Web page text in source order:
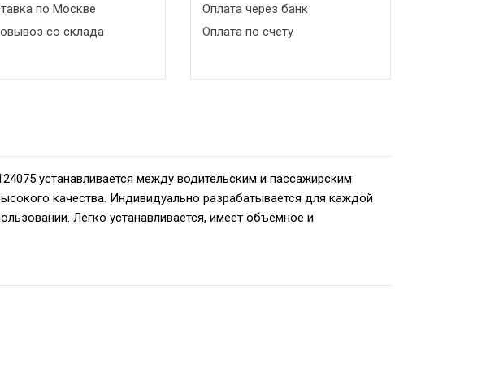
по Москве
со склада
Оплата через банк
Оплата по счету
устанавливается между водительским и пассажирским
качества. Индивидуально разрабатывается для каждой
Легко устанавливается, имеет объемное и